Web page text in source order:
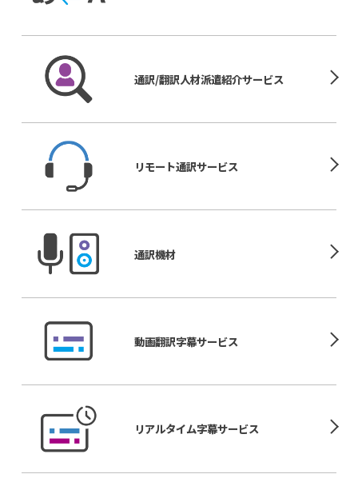
通訳/翻訳人材派遣紹介サービス
リモート通訳サービス
通訳機材
動画翻訳字幕サービス
リアルタイム字幕サービス